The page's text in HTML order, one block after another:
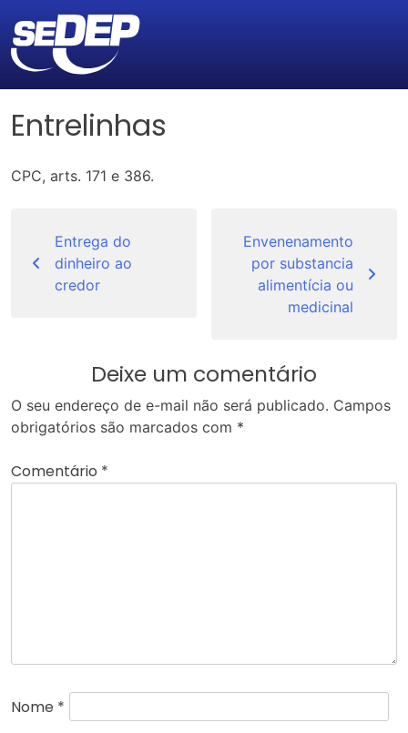
Entrelinhas
CPC, arts. 171 e 386.
Post
Entrega do
dinheiro ao
credor
Envenenamento
por substancia
alimentícia ou
medicinal
Deixe um comentário
O seu endereço de e-mail não será publicado. Campos
obrigatórios são marcados com *
Comentário *
Nome *